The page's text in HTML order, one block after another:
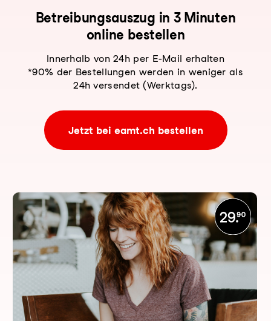
Be­trei­bungs­aus­zug in 3 Minuten
online bestellen
Innerhalb von 24h per E-Mail erhalten
*90% der Bestellungen werden in weniger als
24h versendet (Werktags).
Jetzt bei eamt.ch bestellen